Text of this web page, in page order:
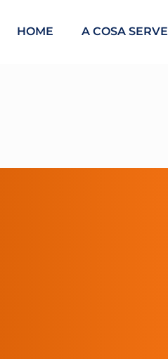
HOME A COSA SERVE